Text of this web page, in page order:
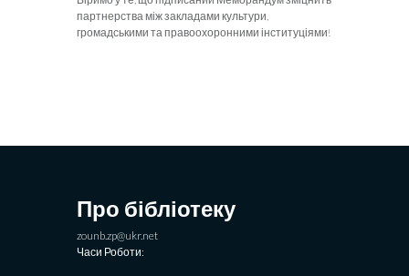
партнерства між закладами культури,
громадськими та правоохоронними інституціями!
Про бібліотеку
zounb.zp@ukr.net
Часи Роботи: